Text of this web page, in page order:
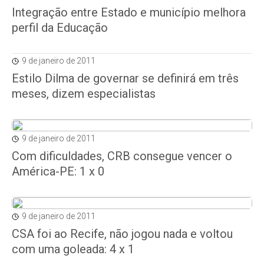
Integração entre Estado e município melhora
perfil da Educação
9 de janeiro de 2011
Estilo Dilma de governar se definirá em três
meses, dizem especialistas
9 de janeiro de 2011
Com dificuldades, CRB consegue vencer o
América-PE: 1 x 0
9 de janeiro de 2011
CSA foi ao Recife, não jogou nada e voltou
com uma goleada: 4 x 1